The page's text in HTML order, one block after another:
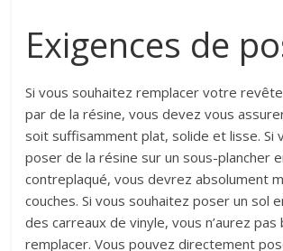
Exigences de
Si vous souhaitez remplacer votre
par de la résine, vous devez vous
soit suffisamment plat, solide et lisse. Si
poser de la résine sur un sous-plancher
contreplaqué, vous devrez absolument
couches. Si vous souhaitez poser un sol
des carreaux de vinyle, vous n’aurez pas
remplacer. Vous pouvez directement